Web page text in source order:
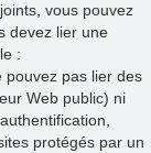
vous pouvez
devez lier une
:
pouvez pas lier des
Web public) ni
protégés par un